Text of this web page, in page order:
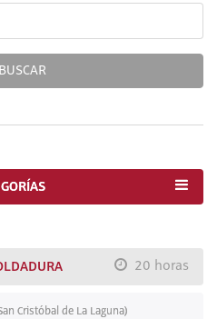
BUSCAR
20 horas
Cristóbal de La Laguna)